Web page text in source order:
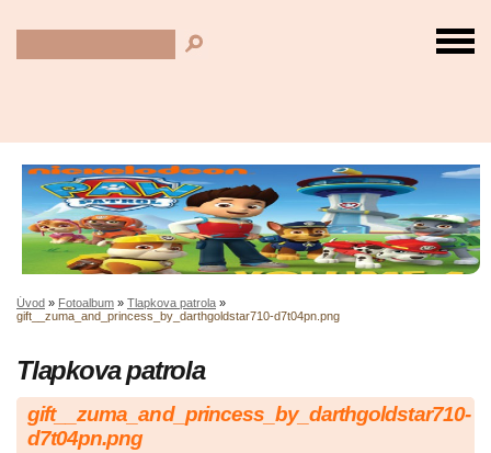
Úvod » Fotoalbum » Tlapkova patrola »
gift__zuma_and_princess_by_darthgoldstar710-d7t04pn.png
Tlapkova patrola
gift__zuma_and_princess_by_darthgoldstar710-
d7t04pn.png